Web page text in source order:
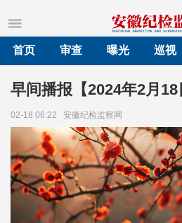
首页
审查 曝光 巡视
早间播报【2024年2月18
02-18 06:22 安徽纪检监察网